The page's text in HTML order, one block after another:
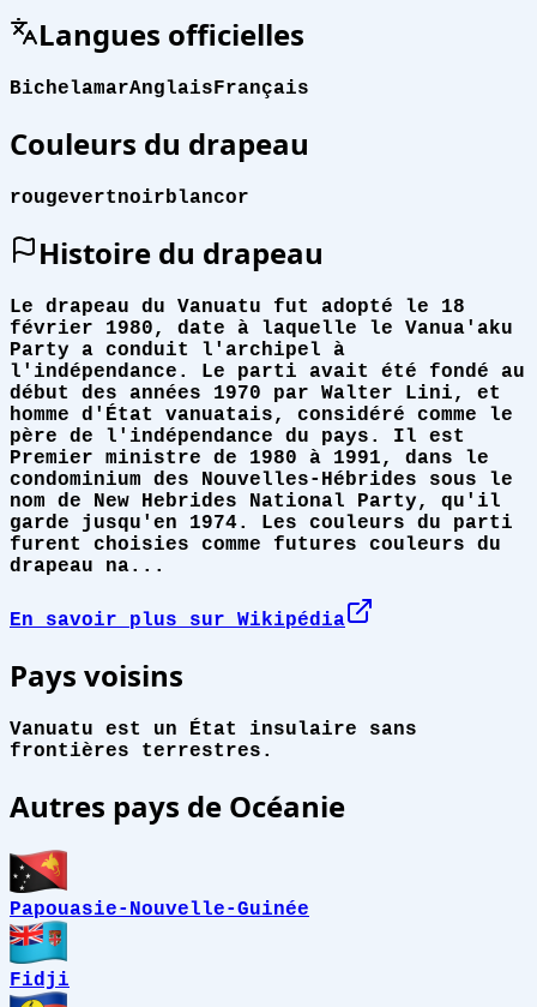
Langues officielles
BichelamarAnglaisFrançais
Couleurs du drapeau
rougevertnoirblancor
Histoire du drapeau
Le drapeau du Vanuatu fut adopté le 18
février 1980, date à laquelle le Vanua'aku
Party a conduit l'archipel à
l'indépendance. Le parti avait été fondé au
début des années 1970 par Walter Lini, et
homme d'État vanuatais, considéré comme le
père de l'indépendance du pays. Il est
Premier ministre de 1980 à 1991, dans le
condominium des Nouvelles-Hébrides sous le
nom de New Hebrides National Party, qu'il
garde jusqu'en 1974. Les couleurs du parti
furent choisies comme futures couleurs du
drapeau na...
En savoir plus sur Wikipédia
Pays voisins
Vanuatu est un État insulaire sans
frontières terrestres.
Autres pays de Océanie
Papouasie-Nouvelle-Guinée
Fidji